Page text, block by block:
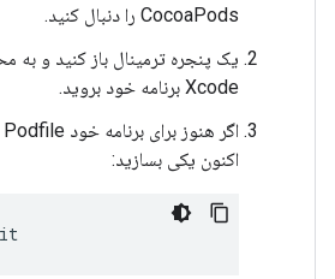
CocoaPods را دنبال کنید.
یک پنجره ترمینال باز کنید و به
Xcode برنامه خود بروید.
اکنون یکی بسازید: